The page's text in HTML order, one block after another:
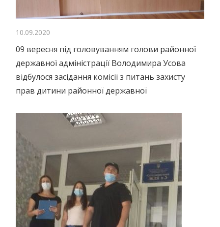
10.09.2020
09 вересня під головуванням голови районної
державної адміністрації Володимира Усова
відбулося засідання комісії з питань захисту
прав дитини районної державної